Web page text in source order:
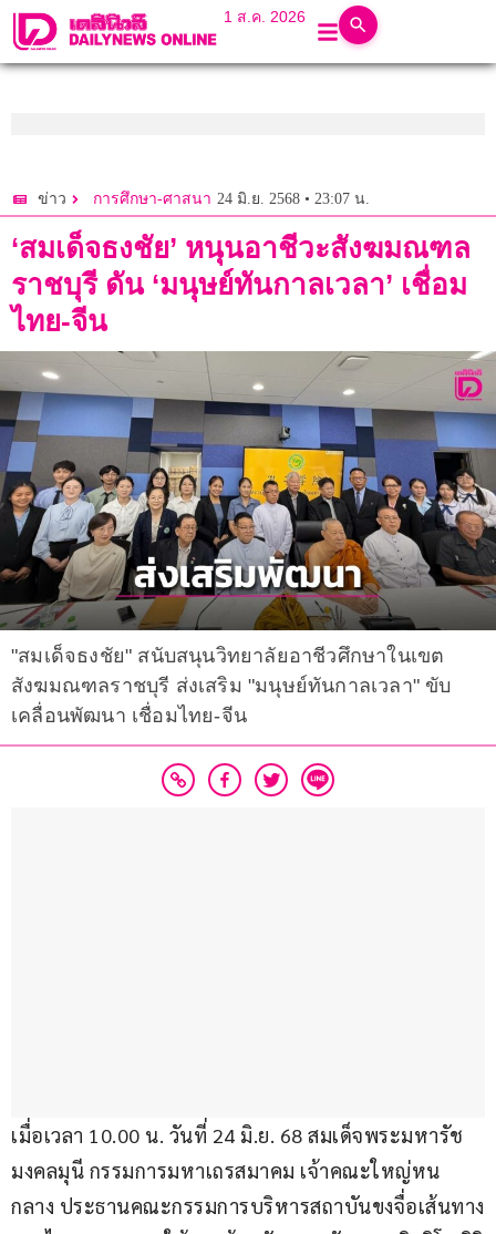
1 ส.ค. 2026
ข่าว การศึกษา-ศาสนา 24 มิ.ย. 2568 • 23:07 น.
‘สมเด็จธงชัย’ หนุนอาชีวะสังฆมณฑล
ราชบุรี ดัน ‘มนุษย์ทันกาลเวลา’ เชื่อม
ไทย-จีน
"สมเด็จธงชัย" สนับสนุนวิทยาลัยอาชีวศึกษาในเขต
สังฆมณฑลราชบุรี ส่งเสริม "มนุษย์ทันกาลเวลา" ขับ
เคลื่อนพัฒนา เชื่อมไทย-จีน
เมื่อเวลา 10.00 น. วันที่ 24 มิ.ย. 68 สมเด็จพระมหารัช
มงคลมุนี กรรมการมหาเถรสมาคม เจ้าคณะใหญ่หน
กลาง ประธานคณะกรรมการบริหารสถาบันขงจื่อเส้นทาง